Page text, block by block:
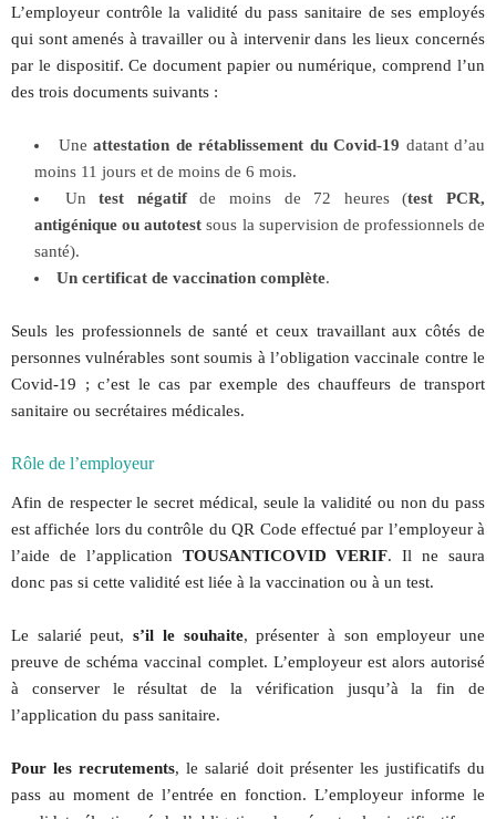
L’employeur contrôle la validité du pass sanitaire de ses employés
qui sont amenés à travailler ou à intervenir dans les lieux concernés
par le dispositif. Ce document papier ou numérique, comprend l’un
des trois documents suivants :
Une attestation de rétablissement du Covid-19 datant d’au
moins 11 jours et de moins de 6 mois.
Untest négatifde moins de 72 heures (test PCR,
antigénique ou autotest sous la supervision de professionnels de
santé).
Un certificat de vaccination complète.
Seuls les professionnels de santé et ceux travaillant aux côtés de
personnes vulnérables sont soumis à l’obligation vaccinale contre le
Covid-19 ; c’est le cas par exemple des chauffeurs de transport
sanitaire ou secrétaires médicales.
Rôle de l’employeur
Afin de respecter le secret médical, seule la validité ou non du pass
est affichée lors du contrôle du QR Code effectué par l’employeur à
l’aide de l’application TOUSANTICOVID VERIF. Il ne saura
donc pas si cette validité est liée à la vaccination ou à un test.
Le salarié peut,s’il le souhaite, présenter à son employeur une
preuve de schéma vaccinal complet. L’employeur est alors autorisé
à conserver le résultat de la vérification jusqu’à la fin de
l’application du pass sanitaire.
Pour les recrutements, le salarié doit présenter les justificatifs du
pass au moment de l’entrée en fonction. L’employeur informe le